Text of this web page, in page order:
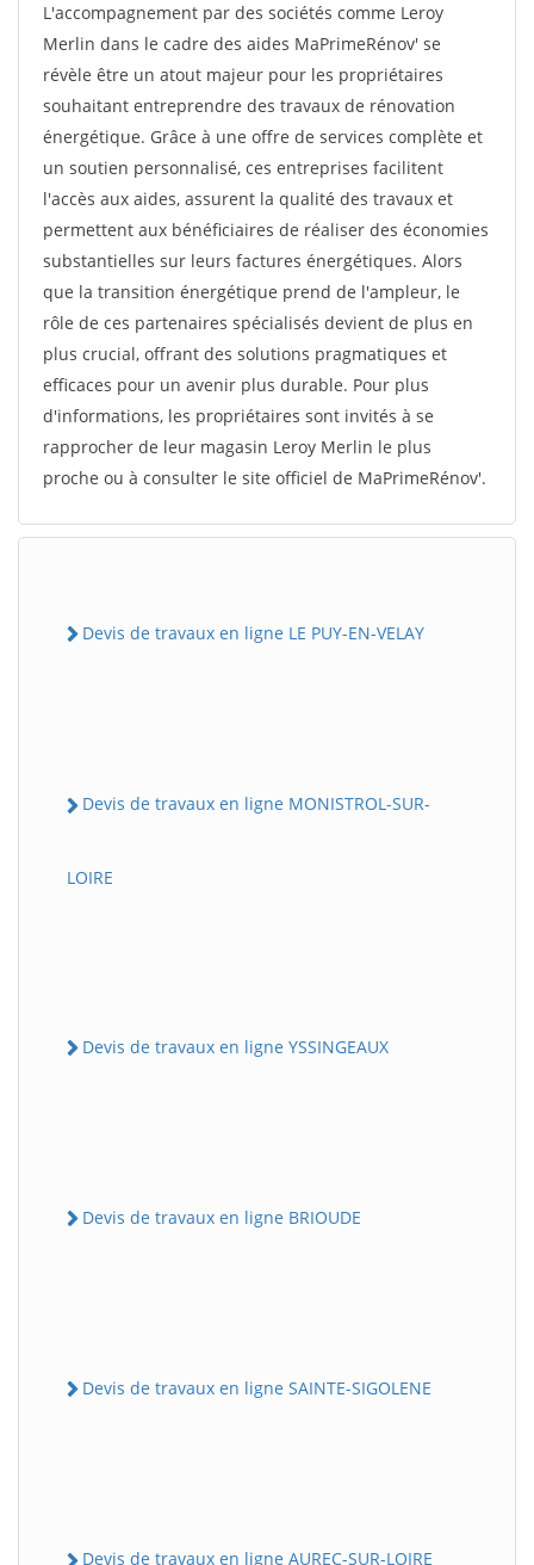
L'accompagnement par des sociétés comme Leroy
Merlin dans le cadre des aides MaPrimeRénov' se
révèle être un atout majeur pour les propriétaires
souhaitant entreprendre des travaux de rénovation
énergétique. Grâce à une offre de services complète et
un soutien personnalisé, ces entreprises facilitent
l'accès aux aides, assurent la qualité des travaux et
permettent aux bénéficiaires de réaliser des économies
substantielles sur leurs factures énergétiques. Alors
que la transition énergétique prend de l'ampleur, le
rôle de ces partenaires spécialisés devient de plus en
plus crucial, offrant des solutions pragmatiques et
efficaces pour un avenir plus durable. Pour plus
d'informations, les propriétaires sont invités à se
rapprocher de leur magasin Leroy Merlin le plus
proche ou à consulter le site officiel de MaPrimeRénov'.
Devis de travaux en ligne LE PUY-EN-VELAY
Devis de travaux en ligne MONISTROL-SUR-
LOIRE
Devis de travaux en ligne YSSINGEAUX
Devis de travaux en ligne BRIOUDE
Devis de travaux en ligne SAINTE-SIGOLENE
Devis de travaux en ligne AUREC-SUR-LOIRE